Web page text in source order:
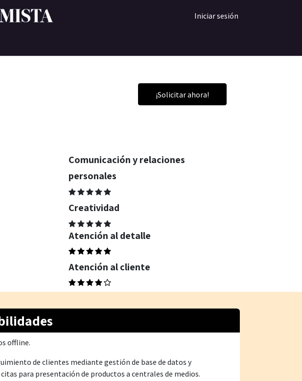
Iniciar sesión
¡Solicitar ahora!
Comunicación y relaciones
personales
Creatividad
Atención al detalle
Atención al cliente
offline.
de clientes mediante gestión de base de datos y
para presentación de productos a centrales de medios.